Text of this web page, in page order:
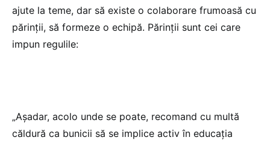
ajute la teme, dar să existe o colaborare frumoasă cu
părinții, să formeze o echipă. Părinții sunt cei care
impun regulile:
„Așadar, acolo unde se poate, recomand cu multă
căldură ca bunicii să se implice activ în educația